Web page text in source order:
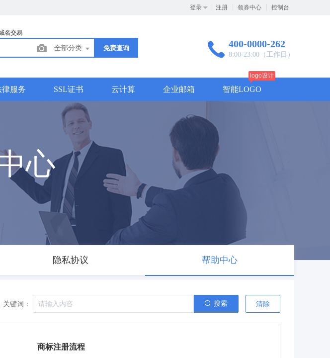
登录 注册 领券中心 控制台
名交易
全部分类 免费查询 400-0000-262
8:00-23:00（工作日）
律服务 SSL证书 云计算 企业邮箱 智能LOGO
logo设计
心
隐私协议 帮助中心
关键词： 搜索 清除
商标注册流程